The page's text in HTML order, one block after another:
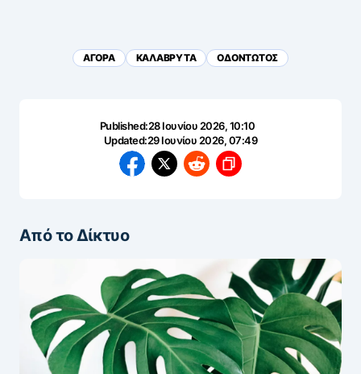
ΑΓΟΡΑ ΚΑΛΑΒΡΥΤΑ ΟΔΟΝΤΩΤΟΣ
Published:28 Ιουνίου 2026, 10:10
Updated:29 Ιουνίου 2026, 07:49
Από το Δίκτυο